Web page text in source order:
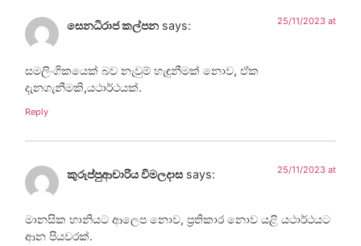
සෙනධිරාජ කල්පන says: 25/11/2023 at
සමලිංගිකයෙක් බව නැවුම් හැඳුනීමක් නොව, ඒක
දැනගැනීමකි,යථාර්ථයක්.
Reply
කුරුප්පුආචාරිය විමලදාස says: 25/11/2023 at
මානසික හානියට ආලෙප නොව, ප්‍රතිකාර නොව යළි යථාර්ථයට
ආන පියවරක්.